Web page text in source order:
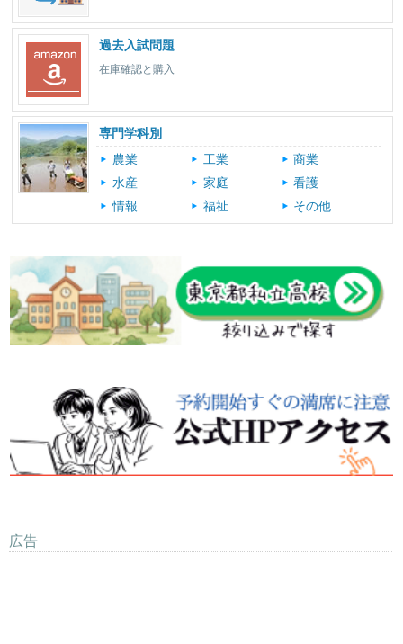
過去入試問題
在庫確認と購入
専門学科別
農業
工業
商業
水産
家庭
看護
情報
福祉 その他
広告